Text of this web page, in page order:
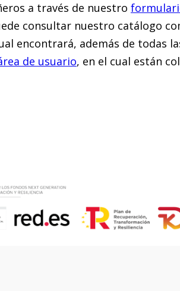
a través de nuestro
consultar nuestro catálogo
encontrará, además de todas
de usuario, en el cual están